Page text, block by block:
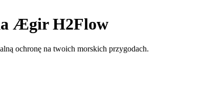
Ægir H2Flow
ochronę na twoich morskich przygodach.